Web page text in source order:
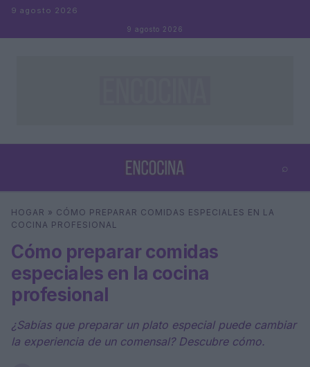
Saltar al contenido
9 agosto 2026
9 agosto 2026
⌕
Buscar ⌕
HOGAR » CÓMO PREPARAR COMIDAS ESPECIALES EN LA
COCINA PROFESIONAL
Cómo preparar comidas
especiales en la cocina
profesional
¿Sabías que preparar un plato especial puede cambiar
la experiencia de un comensal? Descubre cómo.